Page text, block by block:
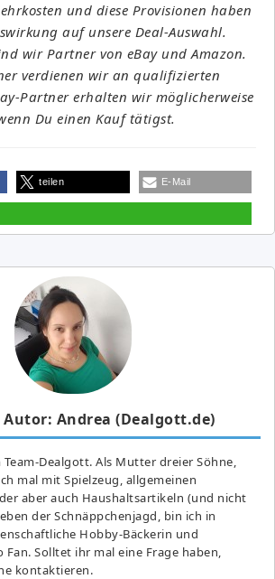
und diese Provisionen haben
auf unsere Deal-Auswahl.
wir Partner von eBay und Amazon.
verdienen wir an qualifizierten
Partner erhalten wir möglicherweise
Du einen Kauf tätigst.
teilen E-Mail
Autor: Andrea (Dealgott.de)
Dealgott. Als Mutter dreier Söhne,
mal mit Spielzeug, allgemeinen
aber auch Haushaltsartikeln (und nicht
der Schnäppchenjagd, bin ich in
Hobby-Bäckerin und
Solltet ihr mal eine Frage haben,
kontaktieren.